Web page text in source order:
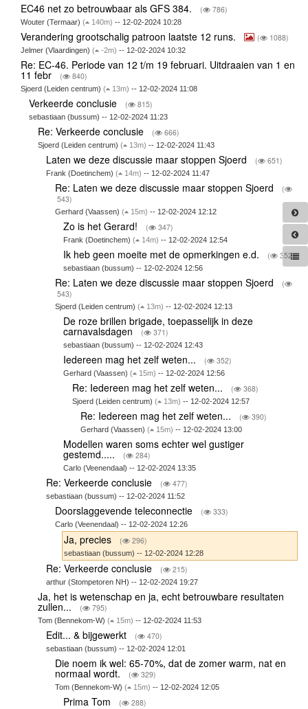
EC46 net zo betrouwbaar als GFS 384. ( 786)
Wouter (Termaar) ( 140m) -- 12-02-2024 10:28
Verandering grootschalig patroon laatste 12 runs. ( 1088)
Jelmer (Vlaardingen) ( -2m) -- 12-02-2024 10:32
Re: EC-46. Periode van 12 t/m 19 februari. Uitdraaien van 1 en
11 febr ( 840)
Sjoerd (Leiden centrum) ( 13m) -- 12-02-2024 11:08
Verkeerde conclusie ( 815)
sebastiaan (bussum) -- 12-02-2024 11:23
Re: Verkeerde conclusie ( 666)
Sjoerd (Leiden centrum) ( 13m) -- 12-02-2024 11:43
Laten we deze discussie maar stoppen Sjoerd ( 651)
Frank (Doetinchem)( 14m) -- 12-02-2024 11:47
Re: Laten we deze discussie maar stoppen Sjoerd
(
543)
Gerhard (Vaassen) ( 15m) -- 12-02-2024 12:12
Zo is het Gerard! ( 347)
Frank (Doetinchem)( 14m) -- 12-02-2024 12:54
Ik heb geen moeite met de opmerkingen e.d. ( 352)
sebastiaan (bussum) -- 12-02-2024 12:56
Re: Laten we deze discussie maar stoppen Sjoerd
(
543)
Sjoerd (Leiden centrum) ( 13m) -- 12-02-2024 12:13
De roze brillen brigade, toepasselijk in deze
carnavalsdagen ( 371)
sebastiaan (bussum) -- 12-02-2024 12:43
Iedereen mag het zelf weten... ( 352)
Gerhard (Vaassen)( 15m) -- 12-02-2024 12:56
Re: Iedereen mag het zelf weten... ( 368)
Sjoerd (Leiden centrum) ( 13m) -- 12-02-2024 12:57
Re: Iedereen mag het zelf weten... ( 390)
Gerhard (Vaassen)( 15m) -- 12-02-2024 13:00
Modellen waren soms echter wel gustiger
gestemd..... ( 284)
Carlo (Veenendaal) -- 12-02-2024 13:35
Re: Verkeerde conclusie ( 477)
sebastiaan (bussum) -- 12-02-2024 11:52
Doorslaggevende teleconnectie ( 333)
Carlo (Veenendaal) -- 12-02-2024 12:26
Ja, precies ( 296)
sebastiaan (bussum) -- 12-02-2024 12:28
Re: Verkeerde conclusie ( 215)
arthur (Stompetoren NH) -- 12-02-2024 19:27
Ja, het is wetenschap en ja, echt betrouwbare resultaten
zullen... ( 795)
Tom (Bennekom-W) ( 15m) -- 12-02-2024 11:53
Edit... & bijgewerkt ( 470)
sebastiaan (bussum) -- 12-02-2024 12:01
Die noem ik wel: 65-70%, dat de zomer warm, nat en
normaal wordt. ( 329)
Tom (Bennekom-W) ( 15m) -- 12-02-2024 12:05
Prima Tom ( 288)